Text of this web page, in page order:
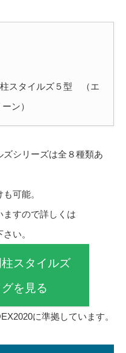
スタイルズ５型 （エ
ン）
シリーズは全８種類あ
可能。
ますので詳しくは
い。
スタイルズ
を見る
に準拠しています。